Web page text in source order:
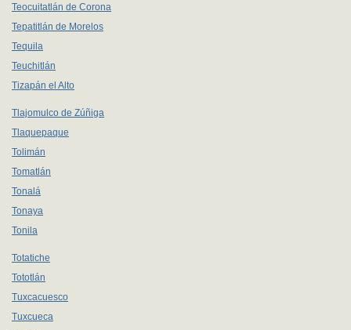
Teocuitatlán de Corona
Tepatitlán de Morelos
Tequila
Teuchitlán
Tizapán el Alto
Tlajomulco de Zúñiga
Tlaquepaque
Tolimán
Tomatlán
Tonalá
Tonaya
Tonila
Totatiche
Tototlán
Tuxcacuesco
Tuxcueca